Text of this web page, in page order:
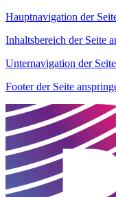
Hauptnavigation der
Inhaltsbereich der Seite
Unternavigation der
Footer der Seite